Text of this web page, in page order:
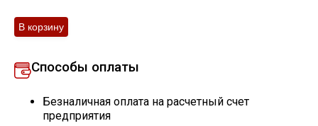
Способы оплаты
Безналичная оплата на расчетный счет
предприятия